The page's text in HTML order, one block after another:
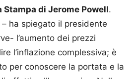
Stampa di Jerome Powell.
ha spiegato il presidente
l’aumento dei prezzi
l’inflazione complessiva; è
per conoscere la portata e la